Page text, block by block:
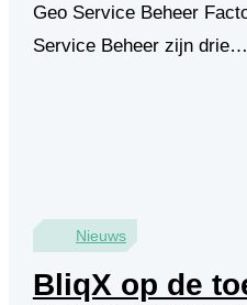
Geo Service Beheer
Service Beheer zijn drie…
Nieuws
BliqX op de